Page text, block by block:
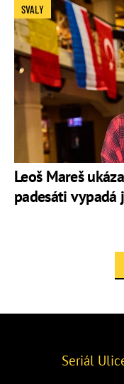
Leoš Mareš
padesáti vypadá
SVALY
Seriál